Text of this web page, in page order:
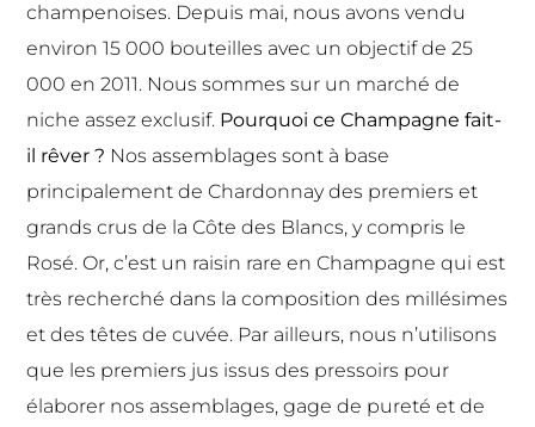
champenoises. Depuis mai, nous avons vendu
environ 15 000 bouteilles avec un objectif de 25
000 en 2011. Nous sommes sur un marché de
niche assez exclusif. Pourquoi ce Champagne fait-
il rêver ? Nos assemblages sont à base
principalement de Chardonnay des premiers et
grands crus de la Côte des Blancs, y compris le
Rosé. Or, c’est un raisin rare en Champagne qui est
très recherché dans la composition des millésimes
et des têtes de cuvée. Par ailleurs, nous n’utilisons
que les premiers jus issus des pressoirs pour
élaborer nos assemblages, gage de pureté et de